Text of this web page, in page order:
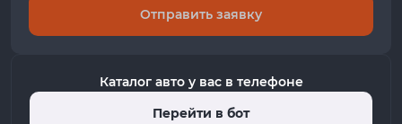
Отправить заявку
Каталог авто у вас в телефоне
Перейти в бот